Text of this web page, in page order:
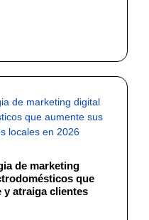
de marketing
que
y atraiga clientes